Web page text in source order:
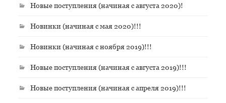
Новые поступления (начиная с августа 2020)!
Новинки (начиная с мая 2020)!!!
Новинки (начиная с ноября 2019)!!!
Новые поступления (начиная с августа 2019)!!!
Новые поступления (начиная с апреля 2019)!!!